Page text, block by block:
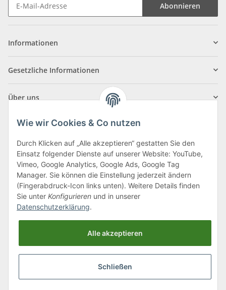
Abonnieren
Informationen
Gesetzliche Informationen
Über uns
Klagenfurter Straße 29
9556 Liebenfels
Montag bis Donnerstag: 8:00 bis 16:30 Uhr
Freitag: 8:00 bis 12:00 Uhr
Tel.:0043 (0) 4262 50900
office@cncshop.at
Wie wir Cookies & Co nutzen
Durch Klicken auf „Alle akzeptieren“ gestatten Sie den
Einsatz folgender Dienste auf unserer Website: YouTube,
Vimeo, Google Analytics, Google Ads, Google Tag
Manager. Sie können die Einstellung jederzeit ändern
(Fingerabdruck-Icon links unten). Weitere Details finden
Sie unter Konfigurieren und in unserer
Datenschutzerklärung.
Alle akzeptieren
Schließen